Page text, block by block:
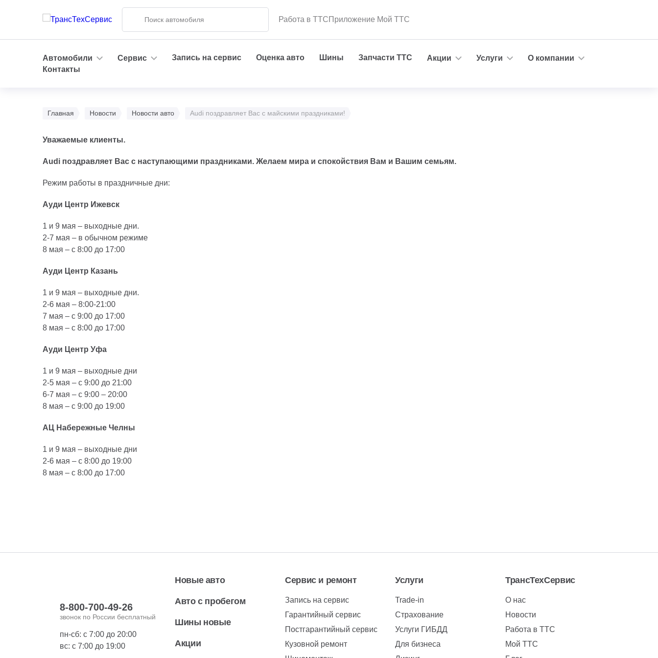
Работа в ТТСПриложение Мой ТТС
Автомобили Сервис Запись на сервис Оценка авто Шины Запчасти ТТС Акции Услуги
О компании
Контакты
Главная Новости Новости авто Audi поздравляет Вас с майскими праздниками!
Уважаемые клиенты.
Audi поздравляет Вас с наступающими праздниками. Желаем мира и спокойствия Вам и Вашим семьям.
Режим работы в праздничные дни:
Ауди Центр Ижевск
1 и 9 мая – выходные дни.
2-7 мая – в обычном режиме
8 мая – с 8:00 до 17:00
Ауди Центр Казань
1 и 9 мая – выходные дни.
2-6 мая – 8:00-21:00
7 мая – с 9:00 до 17:00
8 мая – с 8:00 до 17:00
Ауди Центр Уфа
1 и 9 мая – выходные дни
2-5 мая – с 9:00 до 21:00
6-7 мая – с 9:00 – 20:00
8 мая – с 9:00 до 19:00
АЦ Набережные Челны
1 и 9 мая – выходные дни
2-6 мая – с 8:00 до 19:00
8 мая – с 8:00 до 17:00
8-800-700-49-26
звонок по России бесплатный
пн-сб: с 7:00 до 20:00
вс: с 7:00 до 19:00
Новые авто
Авто с пробегом
Шины новые
Акции
Сервис и ремонт
Запись на сервис
Гарантийный сервис
Постгарантийный сервис
Кузовной ремонт
Услуги
Trade-in
Страхование
Услуги ГИБДД
Для бизнеса
ТрансТехСервис
О нас
Новости
Работа в ТТС
Мой ТТС